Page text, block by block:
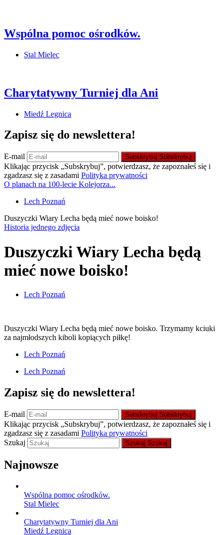
Wspólna pomoc ośrodków.
Stal Mielec
Charytatywny Turniej dla Ani
Miedź Legnica
Zapisz się do newslettera!
E-mail Subskrybuj Subskrybuj
Klikając przycisk „Subskrybuj”, potwierdzasz, że zapoznałeś się i
zgadzasz się z zasadami Polityka prywatności
O planach na 100-lecie Kolejorza...
Lech Poznań
Duszyczki Wiary Lecha będą mieć nowe boisko!
Historia jednego zdjęcia
Duszyczki Wiary Lecha będą
mieć nowe boisko!
Lech Poznań
Duszyczki Wiary Lecha będą mieć nowe boisko. Trzymamy kciuki
za najmłodszych kiboli kopiących piłkę!
Lech Poznań
Lech Poznań
Zapisz się do newslettera!
E-mail Subskrybuj Subskrybuj
Klikając przycisk „Subskrybuj”, potwierdzasz, że zapoznałeś się i
zgadzasz się z zasadami Polityka prywatności
Szukaj
Szukaj Szukaj
Najnowsze
Wspólna pomoc ośrodków.
Stal Mielec
Charytatywny Turniej dla Ani
Miedź Legnica